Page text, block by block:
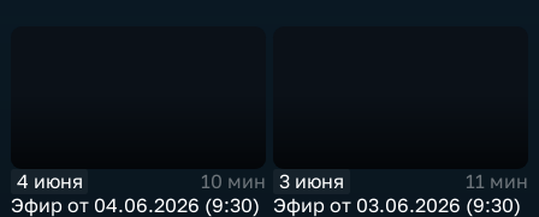
4 июня
10 мин
Эфир от 04.06.2026 (9:30)
3 июня
11 мин
Эфир от 03.06.2026 (9:30)